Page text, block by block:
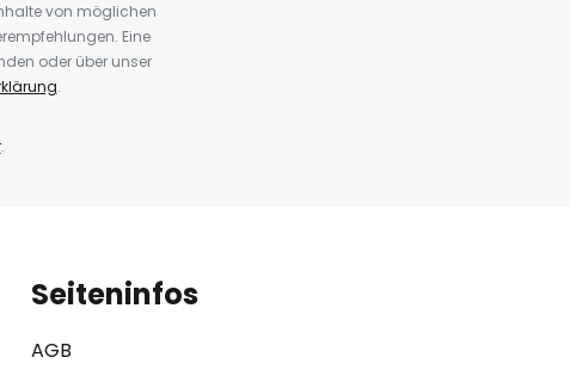
von möglichen
Eine
oder über unser
.
.
Seiteninfos
AGB